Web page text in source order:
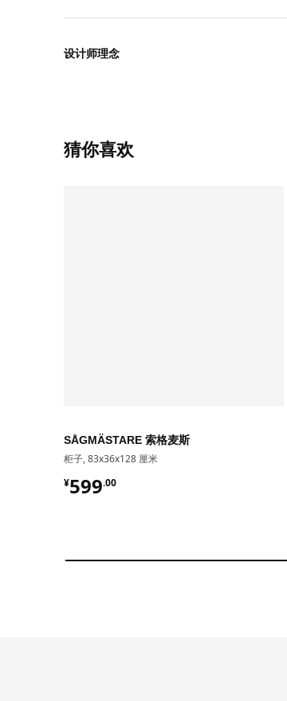
设计师理念
猜你喜欢
SÅGMÄSTARE 索格麦斯
柜子, 83x36x128 厘米
¥599.00
¥ 599.00